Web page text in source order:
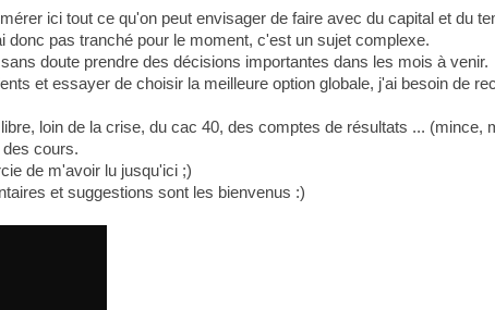
ici tout ce qu'on peut envisager de faire avec du capital et du
pas tranché pour le moment, c'est un sujet complexe.
doute prendre des décisions importantes dans les mois à venir.
et essayer de choisir la meilleure option globale, j'ai besoin de
loin de la crise, du cac 40, des comptes de résultats ... (mince,
cours.
de m'avoir lu jusqu'ici ;)
et suggestions sont les bienvenus :)